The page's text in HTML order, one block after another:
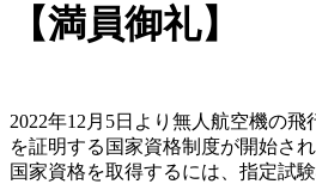
【満員御礼】
2022年12月5日より無人航空機の
を証明する国家資格制度が開始され
国家資格を取得するには、指定試